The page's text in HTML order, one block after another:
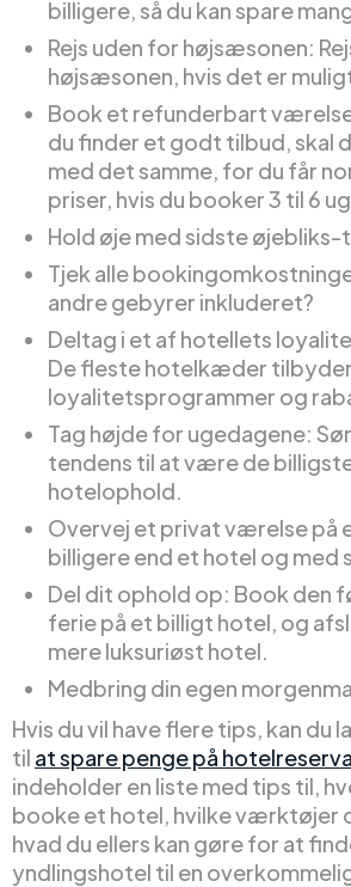
billigere, så du kan spare
Rejs uden for højsæsonen:
højsæsonen, hvis det er
Book et refunderbart
du finder et godt tilbud, skal
med det samme, for du får
priser, hvis du booker 3 til 6
Hold øje med sidste øjebliks-
Tjek alle
andre gebyrer inkluderet?
Deltag i et af hotellets
De fleste hotelkæder
loyalitetsprogrammer og
Tag højde for ugedagene:
tendens til at være de
hotelophold.
Overvej et privat værelse på
billigere end et hotel og med
Del dit ophold op: Book den
ferie på et billigt hotel, og
mere luksuriøst hotel.
Medbring din egen
Hvis du vil have flere tips, kan du
til at spare penge på
indeholder en liste med tips til,
booke et hotel, hvilke værktøjer
hvad du ellers kan gøre for at
yndlingshotel til en